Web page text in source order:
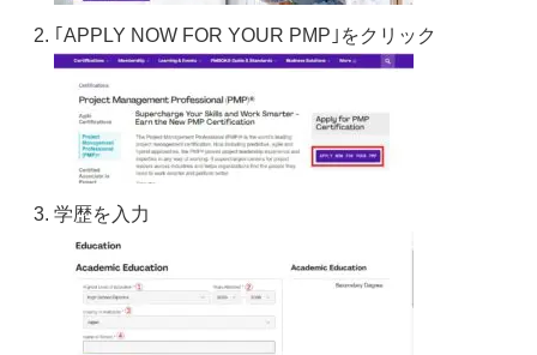
｢APPLY NOW FOR YOUR PMP｣をクリック
学歴を入力